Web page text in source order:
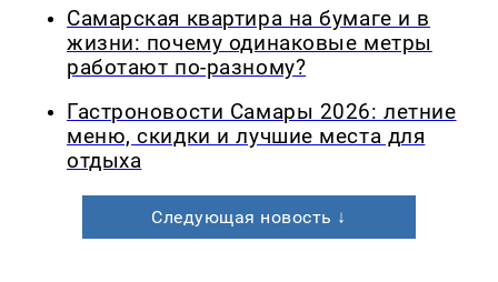
Самарская квартира на бумаге и в
жизни: почему одинаковые метры
работают по-разному?
Гастроновости Самары 2026: летние
меню, скидки и лучшие места для
отдыха
Следующая новость ↓